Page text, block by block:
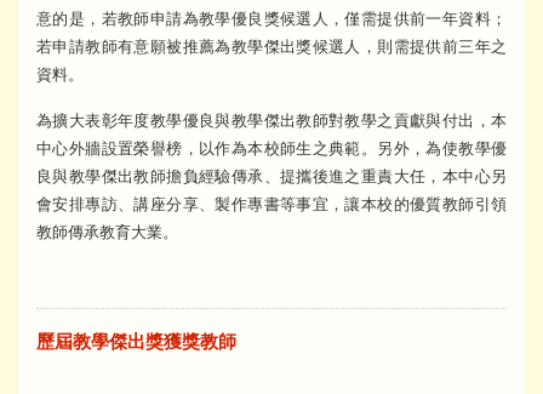
意的是，若教師申請為教學優良獎候選人，僅需提供前一年資料；
若申請教師有意願被推薦為教學傑出獎候選人，則需提供前三年之
資料。
為擴大表彰年度教學優良與教學傑出教師對教學之貢獻與付出，本
中心外牆設置榮譽榜，以作為本校師生之典範。另外，為使教學優
良與教學傑出教師擔負經驗傳承、提攜後進之重責大任，本中心另
會安排專訪、講座分享、製作專書等事宜，讓本校的優質教師引領
教師傳承教育大業。
歷屆教學傑出獎獲獎教師